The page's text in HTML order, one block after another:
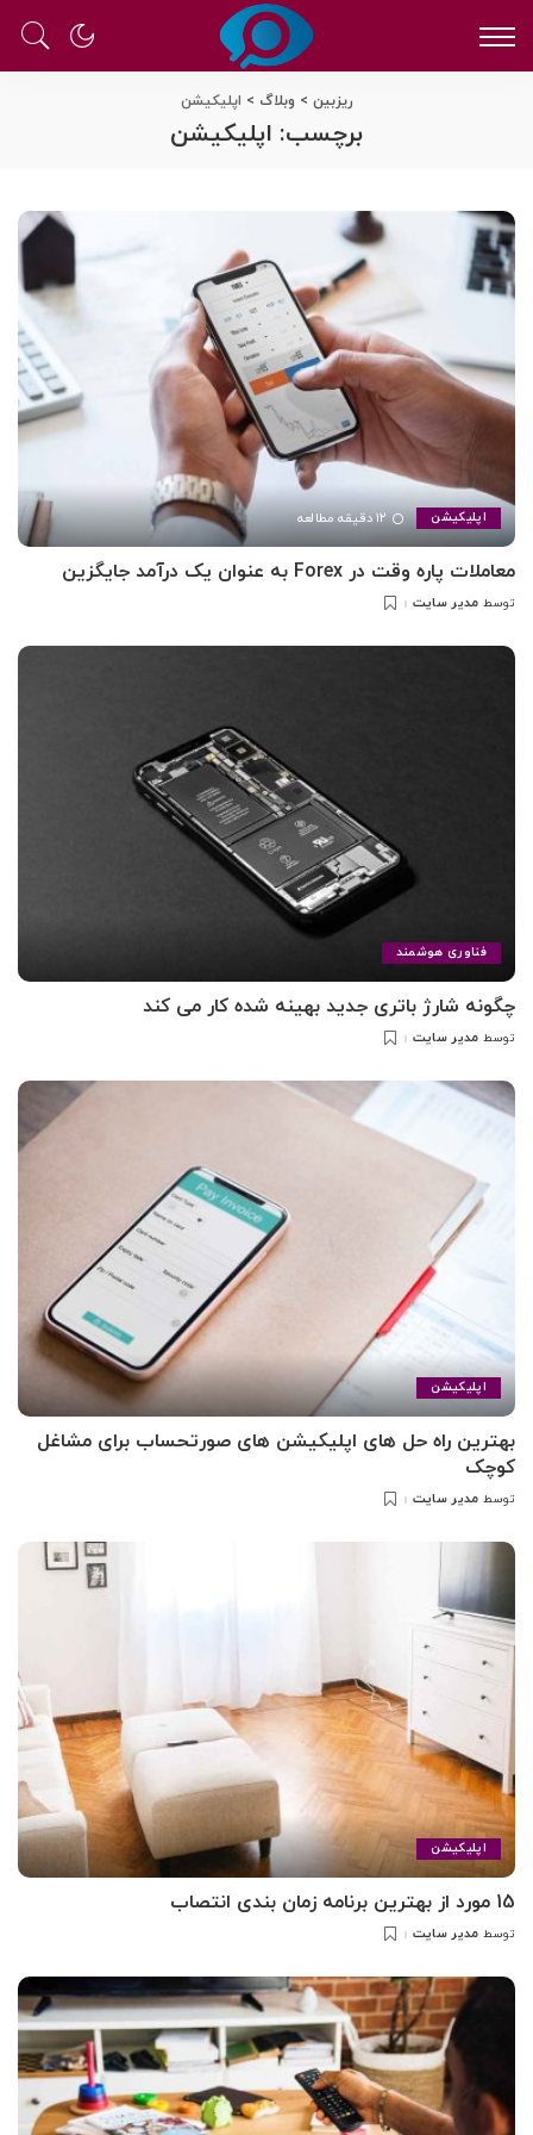
ریزبین > وبلاگ > اپلیکیشن
برچسب: اپلیکیشن
اپلیکیشن ۱۲ دقیقه مطالعه
معاملات پاره وقت در Forex به عنوان یک درآمد جایگزین
توسط مدیر سایت
فناوری هوشمند
چگونه شارژ باتری جدید بهینه شده کار می کند
توسط مدیر سایت
اپلیکیشن
بهترین راه حل های اپلیکیشن های صورتحساب برای مشاغل
کوچک
توسط مدیر سایت
اپلیکیشن
15 مورد از بهترین برنامه زمان بندی انتصاب
توسط مدیر سایت